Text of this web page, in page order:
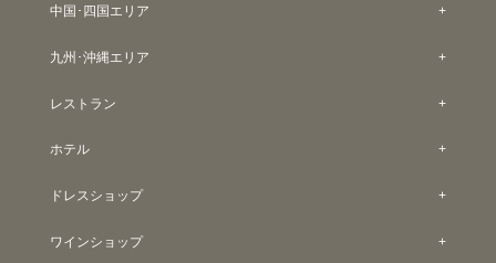
中国･四国エリア
九州･沖縄エリア
レストラン
ホテル
ドレスショップ
ワインショップ